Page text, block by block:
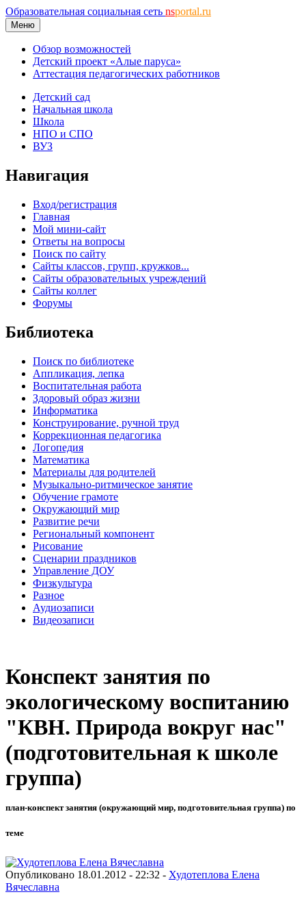
Образовательная социальная сеть nsportal.ru
Меню
Обзор возможностей
Детский проект «Алые паруса»
Аттестация педагогических работников
Детский сад
Начальная школа
Школа
НПО и СПО
ВУЗ
Навигация
Вход/регистрация
Главная
Мой мини-сайт
Ответы на вопросы
Поиск по сайту
Сайты классов, групп, кружков...
Сайты образовательных учреждений
Сайты коллег
Форумы
Библиотека
Поиск по библиотеке
Аппликация, лепка
Воспитательная работа
Здоровый образ жизни
Информатика
Конструирование, ручной труд
Коррекционная педагогика
Логопедия
Математика
Материалы для родителей
Музыкально-ритмическое занятие
Обучение грамоте
Окружающий мир
Развитие речи
Региональный компонент
Рисование
Сценарии праздников
Управление ДОУ
Физкультура
Разное
Аудиозаписи
Видеозаписи
Конспект занятия по
экологическому воспитанию
"КВН. Природа вокруг нас"
(подготовительная к школе
группа)
план-конспект занятия (окружающий мир, подготовительная группа) по
теме
Опубликовано 18.01.2012 - 22:32 - Худотеплова Елена
Вячеславна